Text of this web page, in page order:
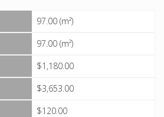
97.00 (m²)
97.00 (m²)
$1,180.00
$3,653.00
$120.00